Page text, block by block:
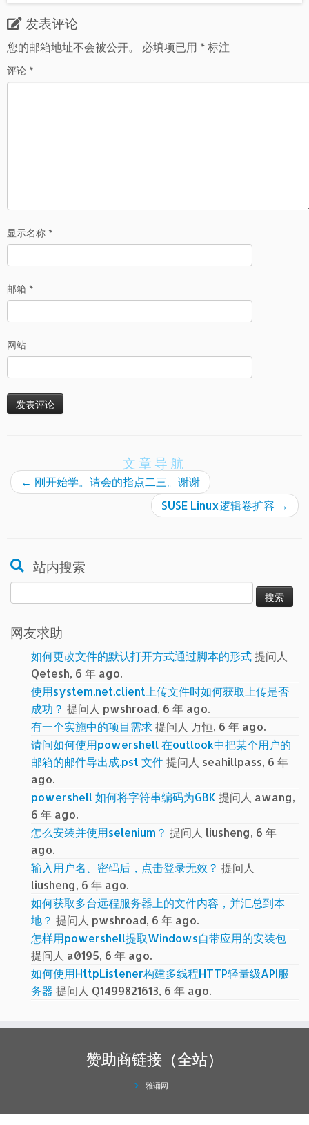
发表评论
您的邮箱地址不会被公开。
必填项已用 *标注
评论 *
显示名称 *
邮箱 *
网站
文章导航
← 刚开始学。请会的指点二三。谢谢
SUSE Linux逻辑卷扩容 →
站内搜索
索：
网友求助
如何更改文件的默认打开方式通过脚本的形式提问人
Qetesh, 6 年 ago.
使用system.net.client上传文件时如何获取上传是否
成功？ 提问人 pwshroad, 6 年 ago.
有一个实施中的项目需求提问人 万恒, 6 年 ago.
请问如何使用powershell 在outlook中把某个用户的
邮箱的邮件导出成.pst 文件提问人 seahillpass, 6 年
ago.
powershell 如何将字符串编码为GBK 提问人 awang,
6 年 ago.
怎么安装并使用selenium？ 提问人 liusheng, 6 年
ago.
输入用户名、密码后，点击登录无效？ 提问人
liusheng, 6 年 ago.
如何获取多台远程服务器上的文件内容，并汇总到本
地？ 提问人 pwshroad, 6 年 ago.
怎样用powershell提取Windows自带应用的安装包
提问人 a0195, 6 年 ago.
如何使用HttpListener构建多线程HTTP轻量级API服
务器 提问人 Q1499821613, 6 年 ago.
赞助商链接（全站）
雅诵网